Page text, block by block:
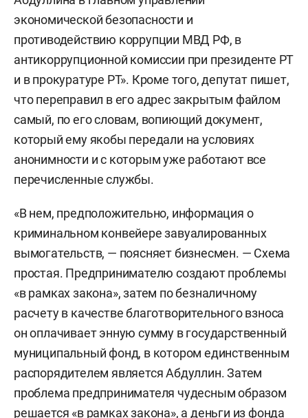
экономической безопасности и
противодействию коррупции МВД РФ, в
антикоррупционной комиссии при президенте РТ
и в прокуратуре РТ». Кроме того, депутат пишет,
что переправил в его адрес закрытым файлом
самый, по его словам, вопиющий документ,
который ему якобы передали на условиях
анонимности и с которым уже работают все
перечисленные службы.
«В нем, предположительно, информация о
криминальном конвейере завуалированных
вымогательств, — поясняет бизнесмен. — Схема
простая. Предпринимателю создают проблемы
«в рамках закона», затем по безналичному
расчету в качестве благотворительного взноса
он оплачивает энную сумму в государственный
муниципальный фонд, в котором единственным
распорядителем является Абдуллин. Затем
проблема предпринимателя чудесным образом
решается «в рамках закона», а деньги из фонда